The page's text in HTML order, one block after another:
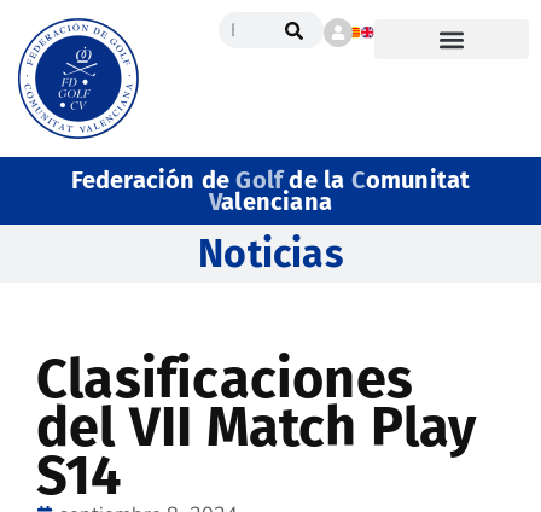
Federación deGolfde la Comunitat
Valenciana
Noticias
Clasificaciones
del VII Match Play
S14